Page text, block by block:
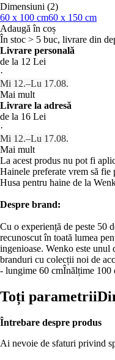
Dimensiuni (2)
60 x 100 cm60 x 150 cm
Adaugă în coș
În stoc > 5 buc, livrare din
Livrare personală
de la 12 Lei
·
Mi 12.–Lu 17.08.
Mai mult
Livrare la adresă
de la 16 Lei
·
Mi 12.–Lu 17.08.
Mai mult
La acest produs nu pot fi
Hainele preferate vrem să fie
Husa pentru haine de la
Despre brand:
Cu o experiență de peste 50
recunoscut în toată lumea
ingenioase. Wenko este unul
branduri cu colecții noi de
- lungime 60 cmÎnălțime 100
Toți parametrii
Întrebare despre produs
Ai nevoie de sfaturi privind